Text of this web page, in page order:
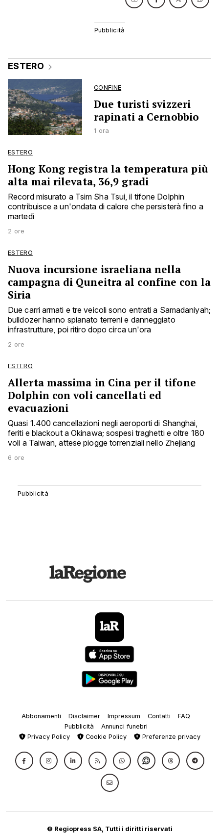
ESTERO
CONFINE
Due turisti svizzeri
rapinati a Cernobbio
1 ora
ESTERO
Hong Kong registra la temperatura più
alta mai rilevata, 36,9 gradi
Record misurato a Tsim Sha Tsui, il tifone Dolphin
contribuisce a un'ondata di calore che persisterà fino a
martedì
2 ore
ESTERO
Nuova incursione israeliana nella
campagna di Quneitra al confine con la
Siria
Due carri armati e tre veicoli sono entrati a Samadaniyah;
bulldozer hanno spianato terreni e danneggiato
infrastrutture, poi ritiro dopo circa un'ora
2 ore
ESTERO
Allerta massima in Cina per il tifone
Dolphin con voli cancellati ed
evacuazioni
Quasi 1.400 cancellazioni negli aeroporti di Shanghai,
feriti e blackout a Okinawa; sospesi traghetti e oltre 180
voli a Taiwan, attese piogge torrenziali nello Zhejiang
6 ore
Abbonamenti Disclaimer Impressum Contatti
FAQ
Pubblicità
Annunci funebri
Privacy Policy
Cookie Policy Preferenze privacy
© Regiopress SA, Tutti i diritti riservati